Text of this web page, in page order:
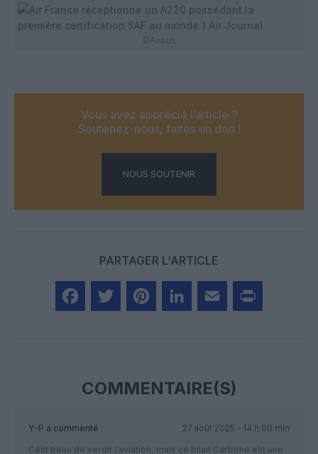
©Airbus
Vous avez apprécié l’article ?
Soutenez-nous, faites un don !
NOUS SOUTENIR
PARTAGER L'ARTICLE
COMMENTAIRE(S)
Y-P a commenté :
27 août 2025 - 14 h 00 min
Cest beau de verdir l’aviation, mais ce bilan Carbone est une